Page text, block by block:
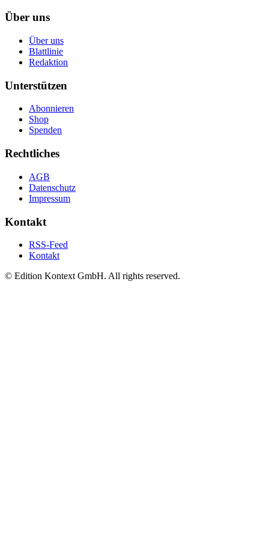
Über uns
Über uns
Blattlinie
Redaktion
Unterstützen
Abonnieren
Shop
Spenden
Rechtliches
AGB
Datenschutz
Impressum
Kontakt
RSS-Feed
Kontakt
© Edition Kontext GmbH. All rights reserved.